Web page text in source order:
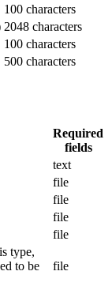
100 characters
2048 characters
100 characters
500 characters
Required
fields
text
file
file
file
file
type,
to be
file